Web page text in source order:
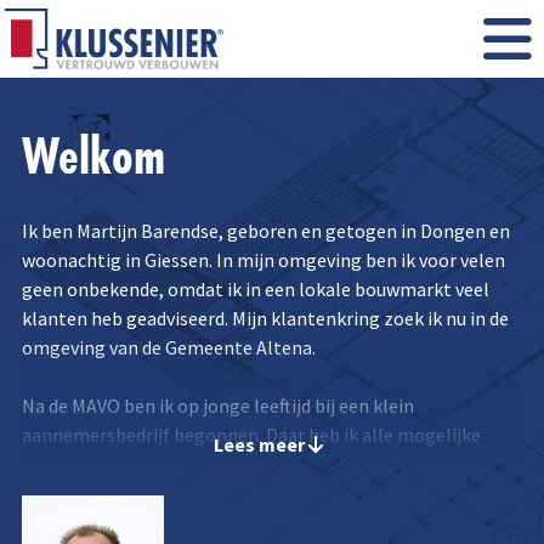
Welkom
Ik ben Martijn Barendse, geboren en getogen in Dongen en
woonachtig in Giessen. In mijn omgeving ben ik voor velen
geen onbekende, omdat ik in een lokale bouwmarkt veel
klanten heb geadviseerd. Mijn klantenkring zoek ik nu in de
omgeving van de Gemeente Altena.
Na de MAVO ben ik op jonge leeftijd bij een klein
aannemersbedrijf begonnen. Daar heb ik alle mogelijke
werkzaamheden uitgevoerd en in een aantal jaar heel veel
geleerd. Dat was een prachtige mogelijkheid om in een
korte tijd heel veel ervaring op te doen en daar heb ik nog
Lees meer